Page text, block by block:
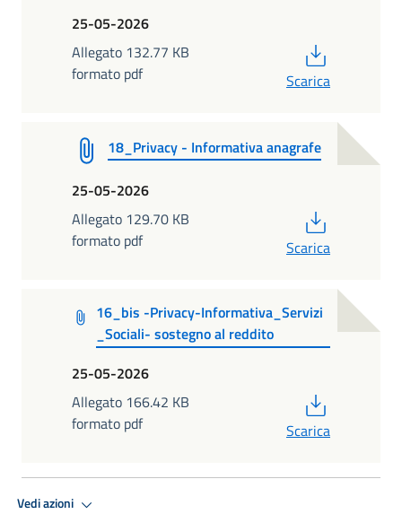
25-05-2026
Allegato 132.77 KB
formato pdf
Scarica
18_Privacy - Informativa anagrafe
25-05-2026
Allegato 129.70 KB
formato pdf
Scarica
16_bis -Privacy-Informativa_Servizi
_Sociali- sostegno al reddito
25-05-2026
Allegato 166.42 KB
formato pdf
Scarica
Vedi azioni